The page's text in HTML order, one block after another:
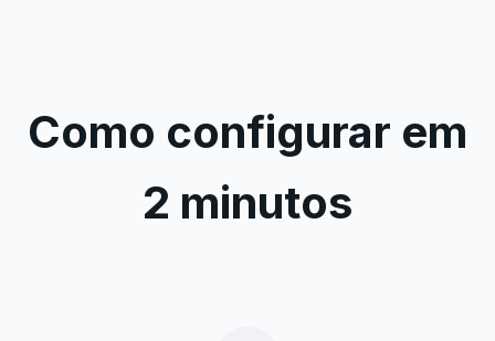
Como configurar em
2 minutos